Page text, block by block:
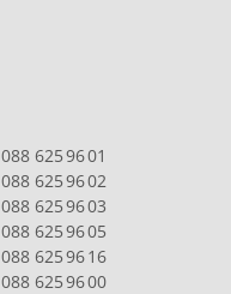
088 625 96 01
088 625 96 02
088 625 96 03
088 625 96 05
088 625 96 16
088 625 96 00